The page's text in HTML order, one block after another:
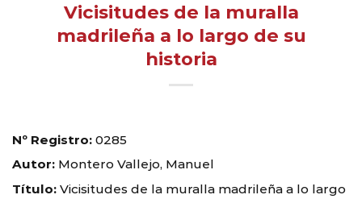
Vicisitudes de la muralla
madrileña a lo largo de su
historia
Nº Registro: 0285
Autor: Montero Vallejo, Manuel
Título: Vicisitudes de la muralla madrileña a lo largo